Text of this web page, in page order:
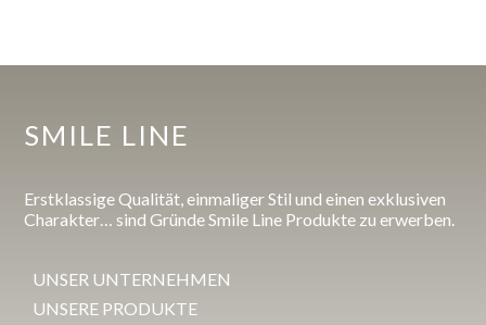
SMILE LINE
Erstklassige Qualität, einmaliger Stil und einen exklusiven
Charakter… sind Gründe Smile Line Produkte zu erwerben.
UNSER UNTERNEHMEN
UNSERE PRODUKTE